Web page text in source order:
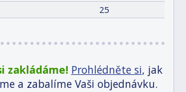
25
zakládáme! Prohlédněte si, jak
a zabalíme Vaši objednávku.